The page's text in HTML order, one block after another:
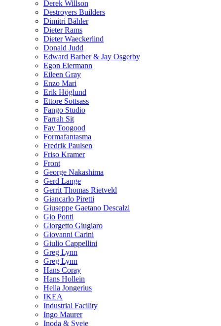
Derek Willson
Destroyers Builders
Dimitri Bähler
Dieter Rams
Dieter Waeckerlind
Donald Judd
Edward Barber & Jay Osgerby
Egon Eiermann
Eileen Gray
Enzo Mari
Erik Höglund
Ettore Sottsass
Fango Studio
Farrah Sit
Fay Toogood
Formafantasma
Fredrik Paulsen
Friso Kramer
Front
George Nakashima
Gerd Lange
Gerrit Thomas Rietveld
Giancarlo Piretti
Giuseppe Gaetano Descalzi
Gio Ponti
Giorgetto Giugiaro
Giovanni Carini
Giulio Cappellini
Greg Lynn
Greg Lynn
Hans Coray
Hans Hollein
Hella Jongerius
IKEA
Industrial Facility
Ingo Maurer
Inoda & Sveje